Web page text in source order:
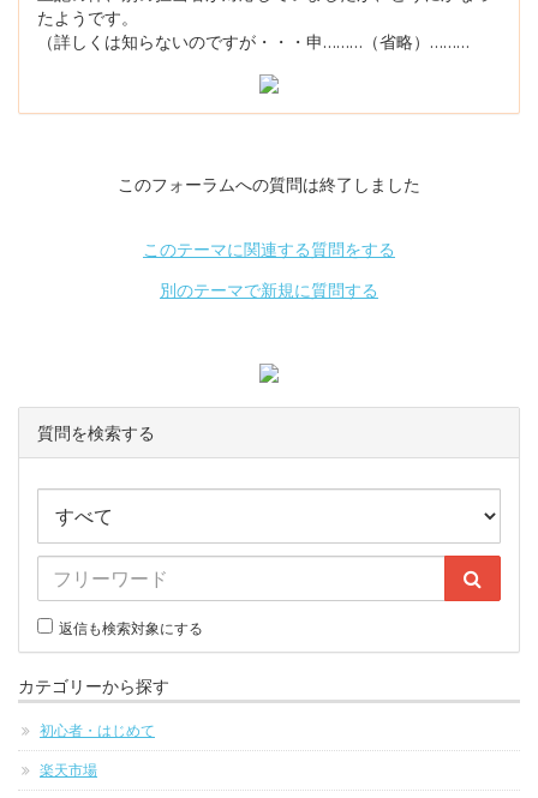
たようです。
（詳しくは知らないのですが・・・申………（省略）………
このフォーラムへの質問は終了しました
このテーマに関連する質問をする
別のテーマで新規に質問する
質問を検索する
返信も検索対象にする
カテゴリーから探す
初心者・はじめて
楽天市場